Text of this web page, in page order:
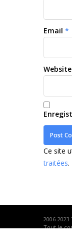
Email *
Website
Ce site
traitées.
2006-2023
Tout le